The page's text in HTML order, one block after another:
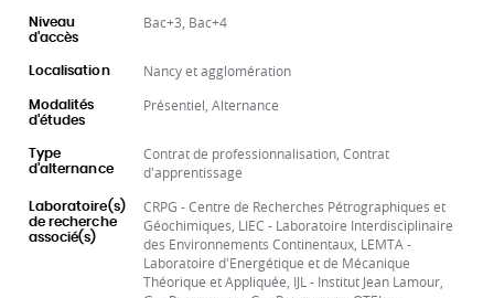
Niveau
d'accès
Bac+3, Bac+4
Localisation Nancy et agglomération
Modalités
d'études
Présentiel, Alternance
Type
d'alternance
Contrat de professionnalisation, Contrat
d'apprentissage
Laboratoire(s)
de recherche
associé(s)
CRPG - Centre de Recherches Pétrographiques et
Géochimiques, LIEC - Laboratoire Interdisciplinaire
des Environnements Continentaux, LEMTA -
Laboratoire d'Energétique et de Mécanique
Théorique et Appliquée, IJL - Institut Jean Lamour,